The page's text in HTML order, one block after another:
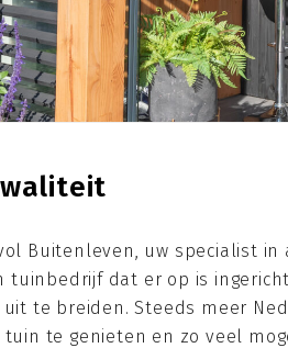
Buitenleven, uw specialist
tuinbedrijf dat er op is
te breiden. Steeds meer
te genieten en zo veel